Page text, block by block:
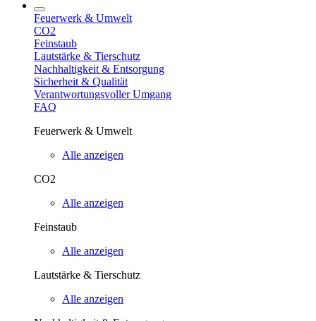
Feuerwerk & Umwelt
CO2
Feinstaub
Lautstärke & Tierschutz
Nachhaltigkeit & Entsorgung
Sicherheit & Qualität
Verantwortungsvoller Umgang
FAQ
Feuerwerk & Umwelt
Alle anzeigen
CO2
Alle anzeigen
Feinstaub
Alle anzeigen
Lautstärke & Tierschutz
Alle anzeigen